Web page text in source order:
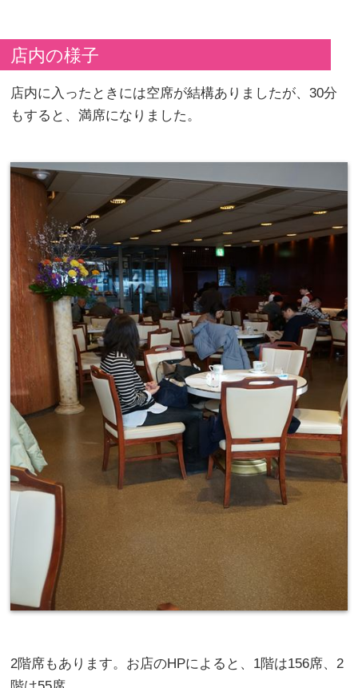
店内の様子
店内に入ったときには空席が結構ありましたが、30分
もすると、満席になりました。
2階席もあります。お店のHPによると、1階は156席、2